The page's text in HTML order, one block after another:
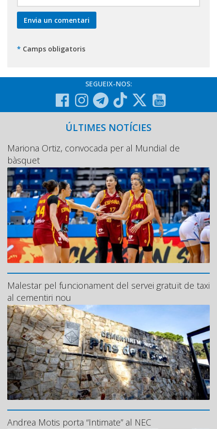
* Camps obligatoris
SEGUEIX-NOS:
ÚLTIMES NOTÍCIES
Mariona Ortiz, convocada per al Mundial de
bàsquet
Malestar pel funcionament del servei gratuït de taxi
al cementiri nou
Andrea Motis porta “Intimate” al NEC